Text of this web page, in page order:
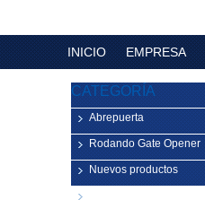
INICIO EMPRESA
CATEGORÍA
Abrepuerta
Rodando Gate Opener
Nuevos productos